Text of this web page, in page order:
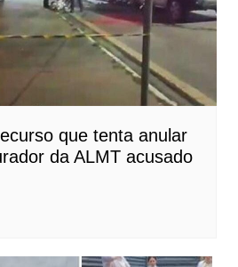
que tenta anular
da ALMT acusado